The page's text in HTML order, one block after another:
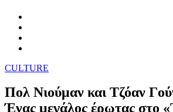
CULTURE
Πολ Νιούμαν και Τζόαν
Ένας μεγάλος έρωτας στο